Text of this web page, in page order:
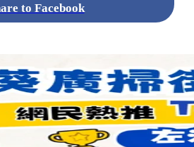
to Facebook